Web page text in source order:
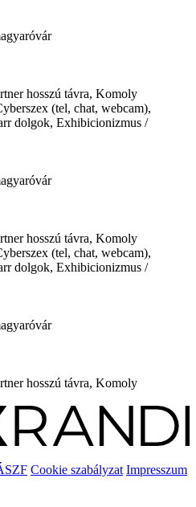
hosszú távra, Komoly
(tel, chat, webcam),
dolgok, Exhibicionizmus /
hosszú távra, Komoly
(tel, chat, webcam),
dolgok, Exhibicionizmus /
hosszú távra, Komoly
Cookie szabályzat Impresszum